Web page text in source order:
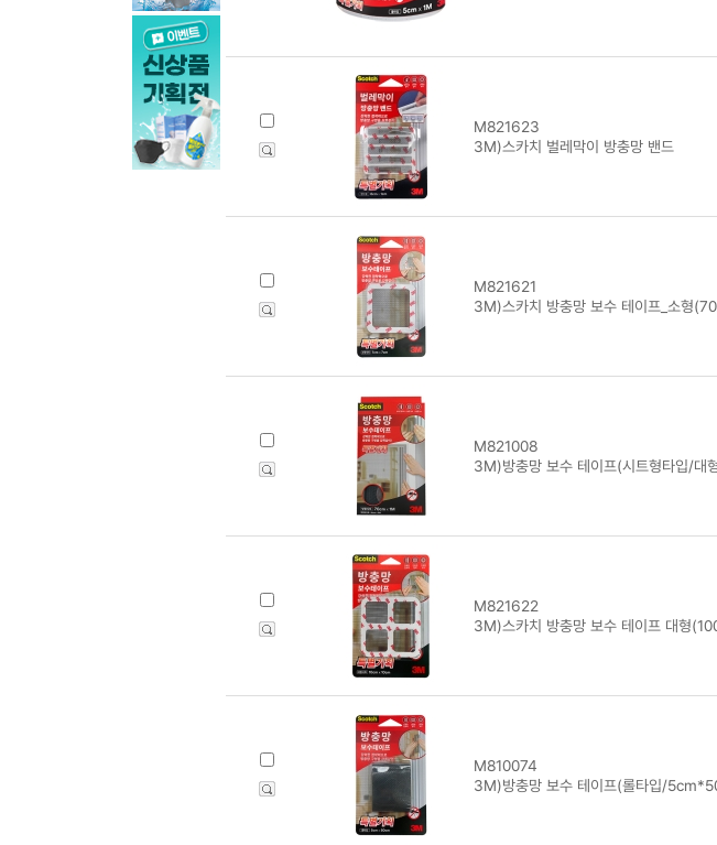
M821623
3M)스카치 벌레막이 방충망 밴드
M821621
3M)스카치 방충망 보수 테이프_소형
M821008
3M)방충망 보수 테이프(시트형타입/
M821622
3M)스카치 방충망 보수 테이프 대형
M810074
3M)방충망 보수 테이프(롤타입/